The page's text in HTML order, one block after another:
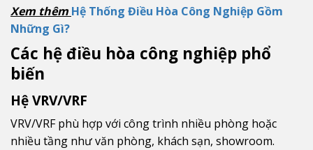
Xem thêm Hệ Thống Điều Hòa Công Nghiệp Gồm
Những Gì?
Các hệ điều hòa công nghiệp phổ
biến
Hệ VRV/VRF
VRV/VRF phù hợp với công trình nhiều phòng hoặc
nhiều tầng như văn phòng, khách sạn, showroom.